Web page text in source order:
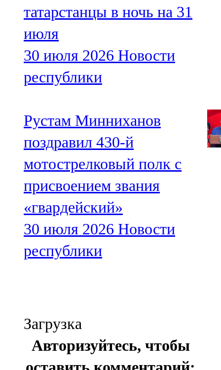
татарстанцы в ночь на 31
июля
30 июля 2026 Новости
республики
Рустам Минниханов
поздравил 430-й
мотострелковый полк с
присвоением звания
«гвардейский»
30 июля 2026 Новости
республики
Загрузка
Авторизуйтесь, чтобы